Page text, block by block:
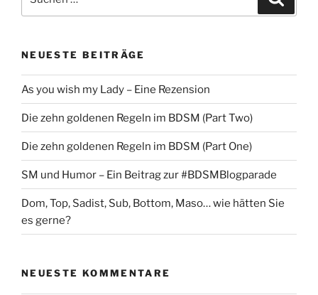
nach:
NEUESTE BEITRÄGE
As you wish my Lady – Eine Rezension
Die zehn goldenen Regeln im BDSM (Part Two)
Die zehn goldenen Regeln im BDSM (Part One)
SM und Humor – Ein Beitrag zur #BDSMBlogparade
Dom, Top, Sadist, Sub, Bottom, Maso… wie hätten Sie
es gerne?
NEUESTE KOMMENTARE